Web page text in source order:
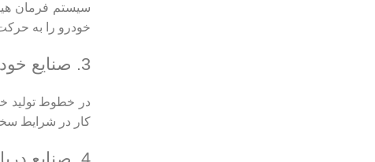
سیستم فرمان
خودرو را به
3. صنایع خودروسازی
در خطوط تولید
کار در شرایط